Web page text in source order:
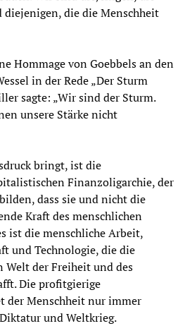
diejenigen, die die Menschheit
Hommage von Goebbels an den
in der Rede „Der Sturm
sagte: „Wir sind der Sturm.
unsere Stärke nicht
bringt, ist die
Finanzoligarchie, der
dass sie und nicht die
Kraft des menschlichen
ist die menschliche Arbeit,
und Technologie, die die
der Freiheit und des
Die profitgierige
der Menschheit nur immer
und Weltkrieg.